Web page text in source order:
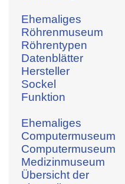
Ehemaliges
Röhrenmuseum
Röhrentypen
Datenblätter
Hersteller
Sockel
Funktion
Ehemaliges
Computermuseum
Computermuseum
Medizinmuseum
Übersicht der